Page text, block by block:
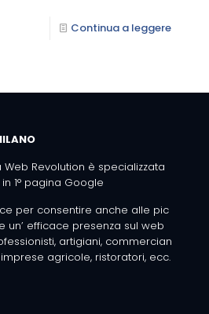
Continua a leggere
Revolution è specializzata
1° pagina Google
per consentire anche alle pic
efficace presenza sul web
artigiani, commercian
agricole, ristoratori, ecc.